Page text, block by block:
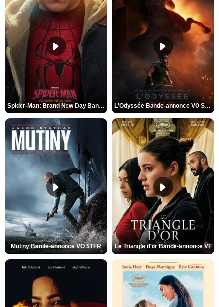
Spider-Man: Brand New Day Bande-annonce VO STFR L'Odyssée Bande-annonce VO STFR
Mutiny Bande-annonce VO STFR Le Triangle d'or Bande-annonce VF